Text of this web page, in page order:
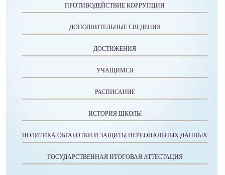
ПРОТИВОДЕЙСТВИЕ КОРРУПЦИИ
ДОПОЛНИТЕЛЬНЫЕ СВЕДЕНИЯ
ДОСТИЖЕНИЯ
УЧАЩИМСЯ
РАСПИСАНИЕ
ИСТОРИЯ ШКОЛЫ
ПОЛИТИКА ОБРАБОТКИ И ЗАЩИТЫ ПЕРСОНАЛЬНЫХ ДАННЫХ
ГОСУДАРСТВЕННАЯ ИТОГОВАЯ АТТЕСТАЦИЯ